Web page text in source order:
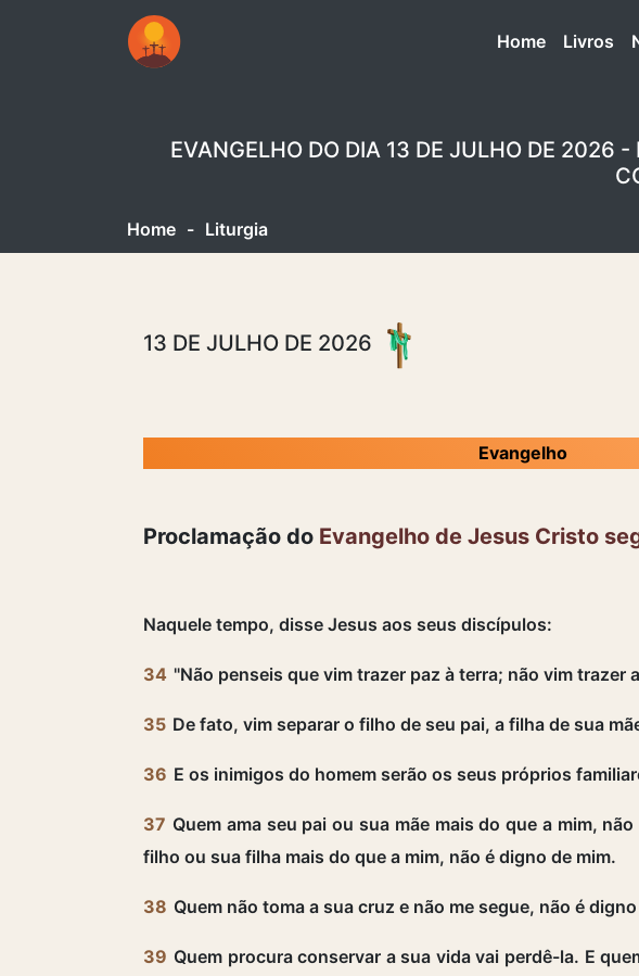
Home(atual)
Livros
EVANGELHO DO DIA 13 DE JULHO DE 2026
Home - Liturgia
13 DE JULHO DE 2026
Evangelho
Proclamação do Evangelho de Jesus Cristo
Naquele tempo, disse Jesus aos seus discípulos:
34 "Não penseis que vim trazer paz à terra; não vim trazer
35 De fato, vim separar o filho de seu pai, a filha de sua
36 E os inimigos do homem serão os seus próprios
37 Quem ama seu pai ou sua mãe mais do que a mim,
filho ou sua filha mais do que a mim, não é digno de mim.
38 Quem não toma a sua cruz e não me segue, não é
39 Quem procura conservar a sua vida vai perdê-la. E